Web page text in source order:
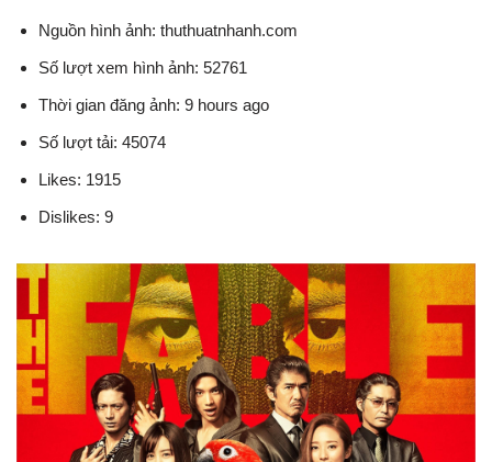
Nguồn hình ảnh: thuthuatnhanh.com
Số lượt xem hình ảnh: 52761
Thời gian đăng ảnh: 9 hours ago
Số lượt tải: 45074
Likes: 1915
Dislikes: 9